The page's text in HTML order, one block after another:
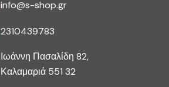
info@s-shop.gr
2310439783
Ιωάννη Πασαλίδη 82,
Καλαμαριά 551 32